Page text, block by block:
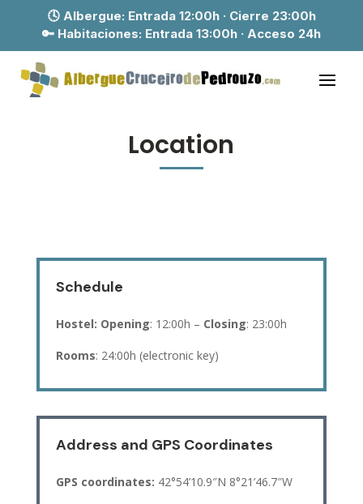
🕓 Albergue: Entrada 12:00h · Cierre 23:00h
🔑 Habitaciones: Entrada 13:00h · Acceso 24h
Location
Schedule
Hostel: Opening: 12:00h – Closing: 23:00h
Rooms: 24:00h (electronic key)
Address and GPS Coordinates
GPS coordinates: 42°54’10.9″N 8°21’46.7″W